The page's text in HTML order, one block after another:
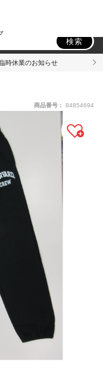
検索
時休業のお知らせ
商品番号： 84854694